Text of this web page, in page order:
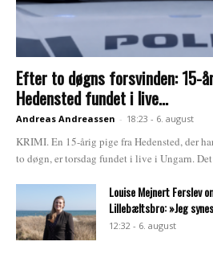
Efter to døgns forsvinden: 15-
Hedensted fundet i live...
Andreas Andreassen - 18:23 - 6. august
KRIMI. En 15-årig pige fra Hedensted, der
to døgn, er torsdag fundet i live i Ungarn.
Louise Mejnert Ferslev
Lillebæltsbro: »Jeg
12:32 - 6. august